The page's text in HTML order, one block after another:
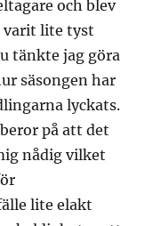
och blev
varit lite tyst
tänkte jag göra
säsongen har
lyckats.
på att det
nådig vilket
lite elakt